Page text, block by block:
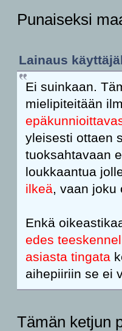
Punaiseksi
Lainaus
Ei suinkaan.
mielipiteitään
yleisesti ottaen
tuoksahtavaan
loukkaantua
ilkeä, vaan joku
Enkä
edes
asiasta tingata
aihepiiriin se ei
Tämän ketjun